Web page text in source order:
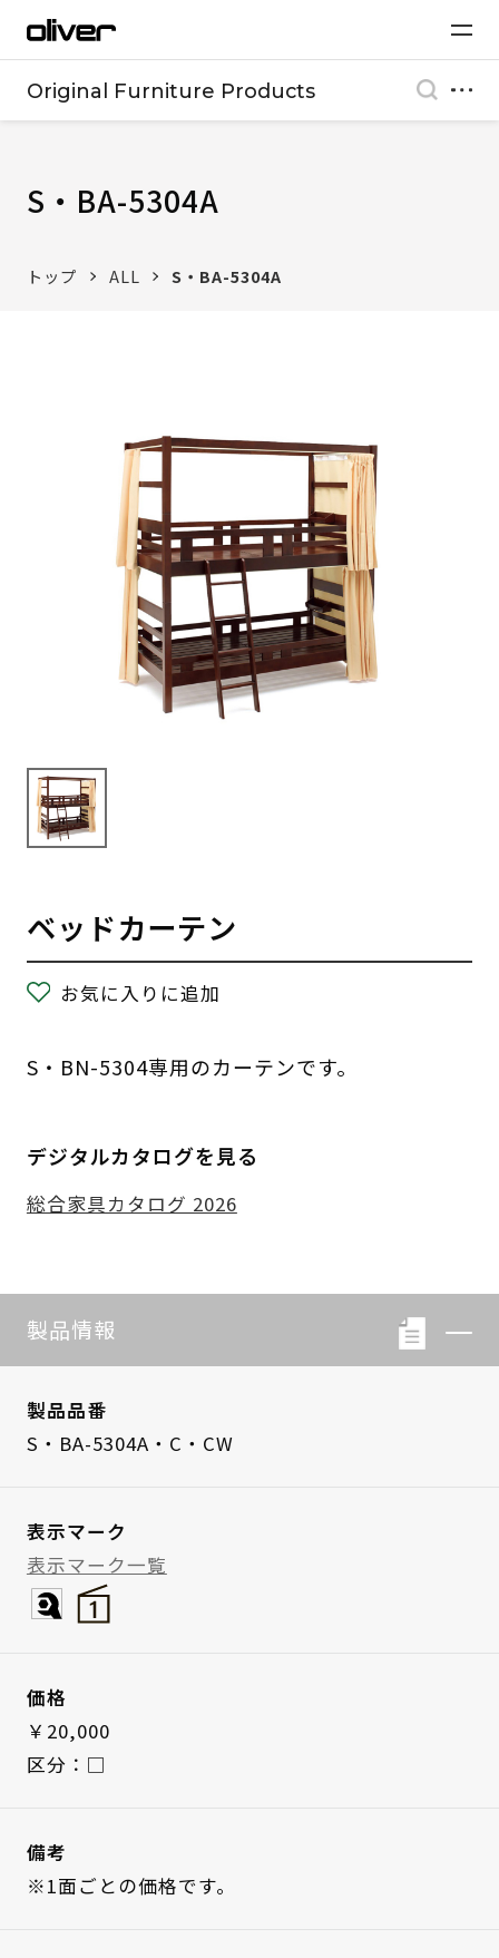
Original Furniture Products
S・BA-5304A
トップ ALL S・BA-5304A
ベッドカーテン
お気に入りに追加
S・BN-5304専用のカーテンです。
デジタルカタログを見る
総合家具カタログ 2026
製品情報
製品品番
S・BA-5304A・C・CW
表示マーク
表示マーク一覧
価格
￥20,000
区分：□
備考
※1面ごとの価格です。